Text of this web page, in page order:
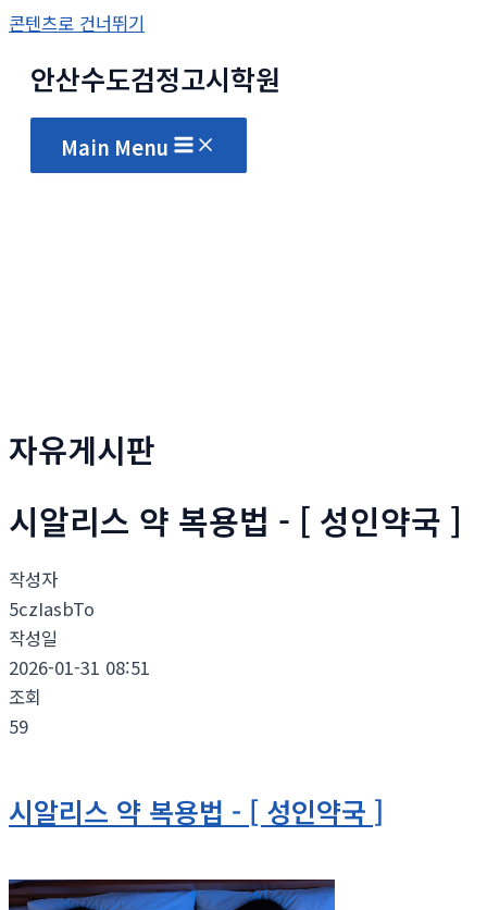
콘텐츠로 건너뛰기
안산수도검정고시학원
Main Menu
자유게시판
시알리스 약 복용법 - [ 성인약국 ]
작성자
5czIasbTo
작성일
2026-01-31 08:51
조회
59
시알리스 약 복용법 - [ 성인약국 ]